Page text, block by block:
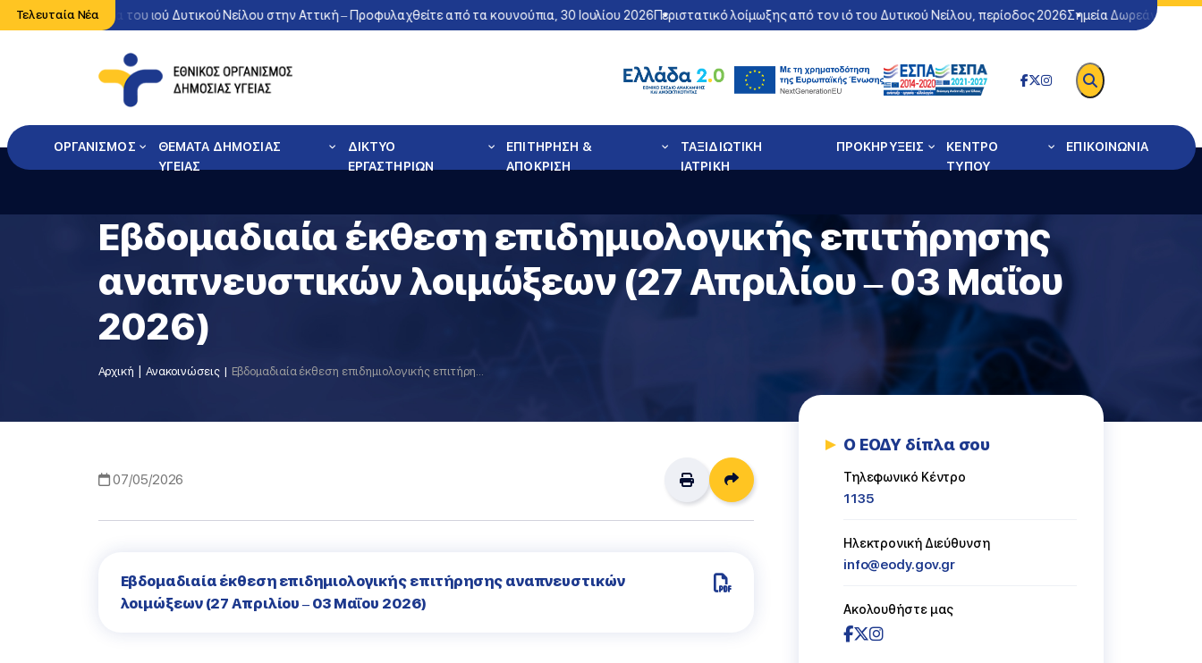
Τελευταία Νέα
κυκλοφορία του ιού Δυτικού Νείλου στην Αττική – Προφυλαχθείτε από τα κουνούπια, 30 Ιουλίου 2026Περιστατικό λοίμωξης από τον ιό του Δυτικού Νείλου, περίοδος 2026Σημεία Δωρεάν
ΟΡΓΑΝΙΣΜΟΣ
ΘΕΜΑΤΑ ΔΗΜΟΣΙΑΣ
ΥΓΕΙΑΣ
ΔΙΚΤΥΟ
ΕΡΓΑΣΤΗΡΙΩΝ
ΕΠΙΤΗΡΗΣΗ &
ΑΠΟΚΡΙΣΗ
ΤΑΞΙΔΙΩΤΙΚΗ
ΙΑΤΡΙΚΗ
ΠΡΟΚΗΡΥΞΕΙΣ
ΚΕΝΤΡΟ
ΤΥΠΟΥ
ΕΠΙΚΟΙΝΩΝΙΑ
Εβδομαδιαία έκθεση επιδημιολογικής επιτήρησης
αναπνευστικών λοιμώξεων (27 Απριλίου – 03 Μαΐου
2026)
Αρχική Ανακοινώσεις Εβδομαδιαία έκθεση επιδημιολογικής επιτήρησης αναπνευστικών λοιμώξεων (27 Απριλίου – 03 Μαΐου 2026)
07/05/2026 Διαμοιρασμός
Εβδομαδιαία έκθεση επιδημιολογικής επιτήρησης αναπνευστικών
λοιμώξεων (27 Απριλίου – 03 Μαΐου 2026)
Ο ΕΟΔΥ δίπλα σου
Τηλεφωνικό Κέντρο
1135
Ηλεκτρονική Διεύθυνση
info@eody.gov.gr
Ακολουθήστε μας